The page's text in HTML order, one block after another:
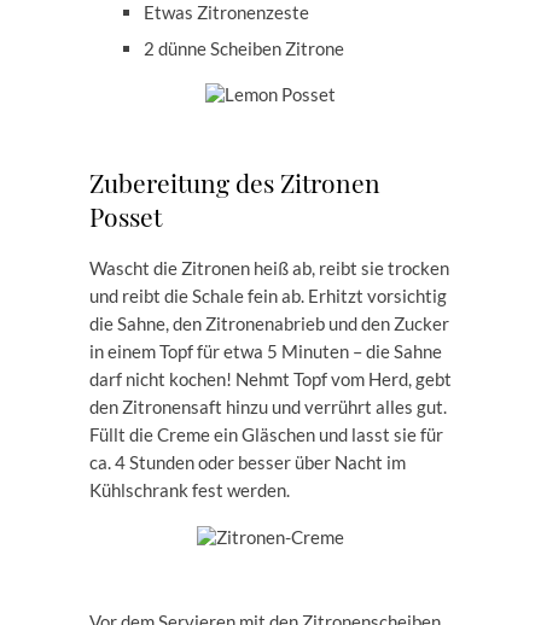
Etwas Zitronenzeste
2 dünne Scheiben Zitrone
Zubereitung des Zitronen
Posset
Wascht die Zitronen heiß ab, reibt sie trocken
und reibt die Schale fein ab. Erhitzt vorsichtig
die Sahne, den Zitronenabrieb und den Zucker
in einem Topf für etwa 5 Minuten – die Sahne
darf nicht kochen! Nehmt Topf vom Herd, gebt
den Zitronensaft hinzu und verrührt alles gut.
Füllt die Creme ein Gläschen und lasst sie für
ca. 4 Stunden oder besser über Nacht im
Kühlschrank fest werden.